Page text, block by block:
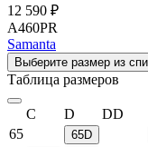
12 590 ₽
A460PR
Samanta
Выберите размер из
Таблица размеров
C D DD
65
65D